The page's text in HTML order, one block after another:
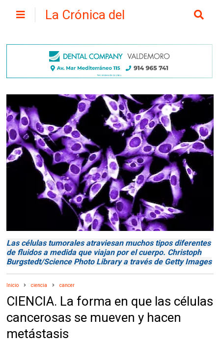
La Crónica del
Las células tumorales atraviesan muchos tipos diferentes
de fluidos a medida que viajan por el cuerpo. Christoph
Burgstedt/Science Photo Library a través de Getty Images
Inicio ciencia cancer
CIENCIA. La forma en que las células
cancerosas se mueven y hacen
metástasis